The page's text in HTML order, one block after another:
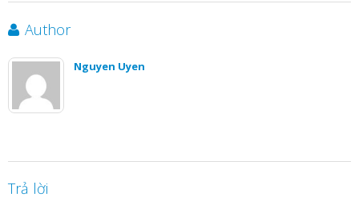
Author
Nguyen Uyen
Trả lời